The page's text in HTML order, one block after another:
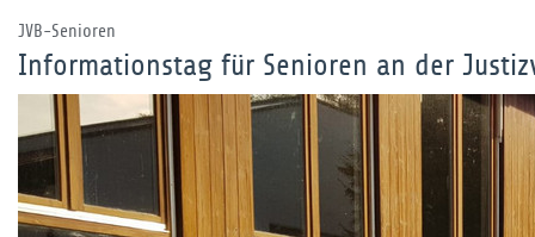
JVB-Senioren
Informationstag für Senioren an der